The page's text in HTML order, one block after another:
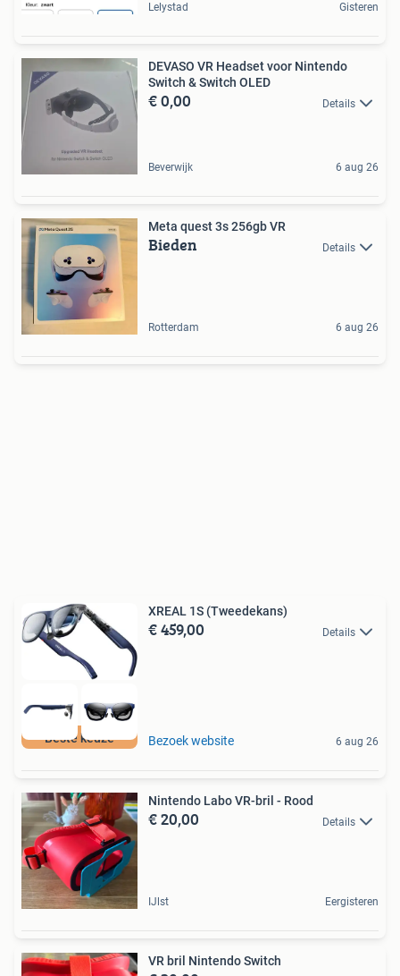
Lelystad Gisteren
DEVASO VR Headset voor Nintendo
Switch & Switch OLED
€ 0,00 Details
Beverwijk 6 aug 26
Meta quest 3s 256gb VR
Bieden Details
Rotterdam 6 aug 26
Beste keuze
XREAL 1S (Tweedekans)
€ 459,00 Details
Bezoek website 6 aug 26
Nintendo Labo VR-bril - Rood
€ 20,00 Details
IJlst Eergisteren
VR bril Nintendo Switch